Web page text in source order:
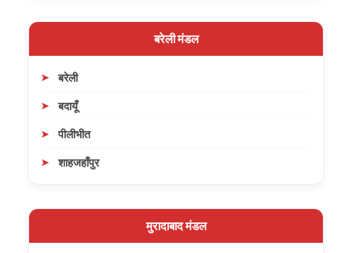
बरेली मंडल
बरेली
बदायूँ
पीलीभीत
शाहजहाँपुर
मुरादाबाद मंडल